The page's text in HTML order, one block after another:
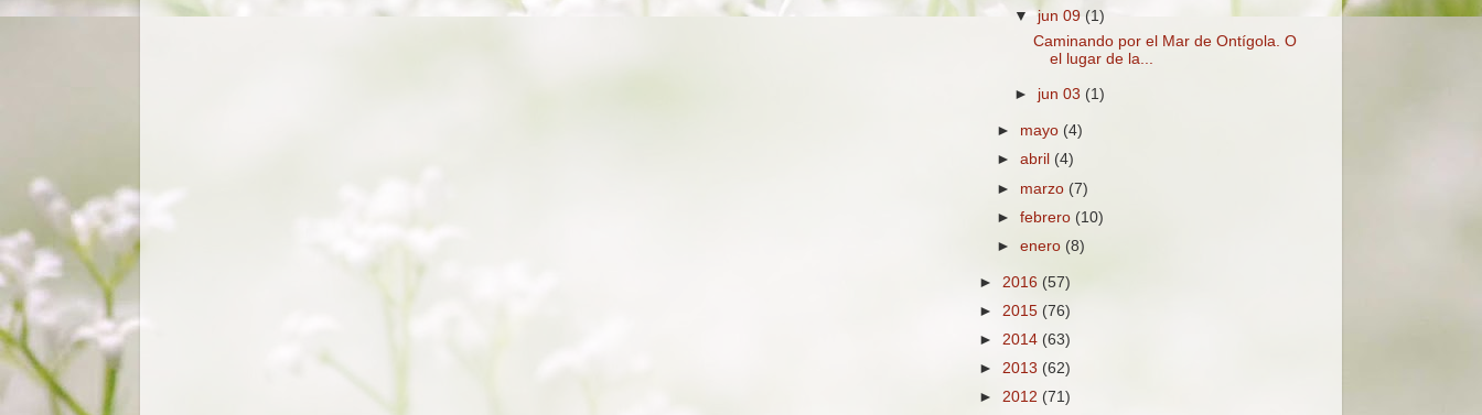
▼jun 09 (1)
Caminando por el Mar de Ontígola. O
el lugar de la...
► jun 03 (1)
► mayo (4)
►abril (4)
► marzo (7)
►febrero (10)
►enero (8)
► 2016 (57)
► 2015 (76)
► 2014 (63)
► 2013 (62)
► 2012 (71)